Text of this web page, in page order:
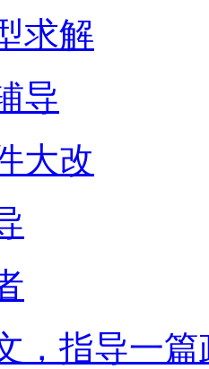
求解
导
大改
，指导一